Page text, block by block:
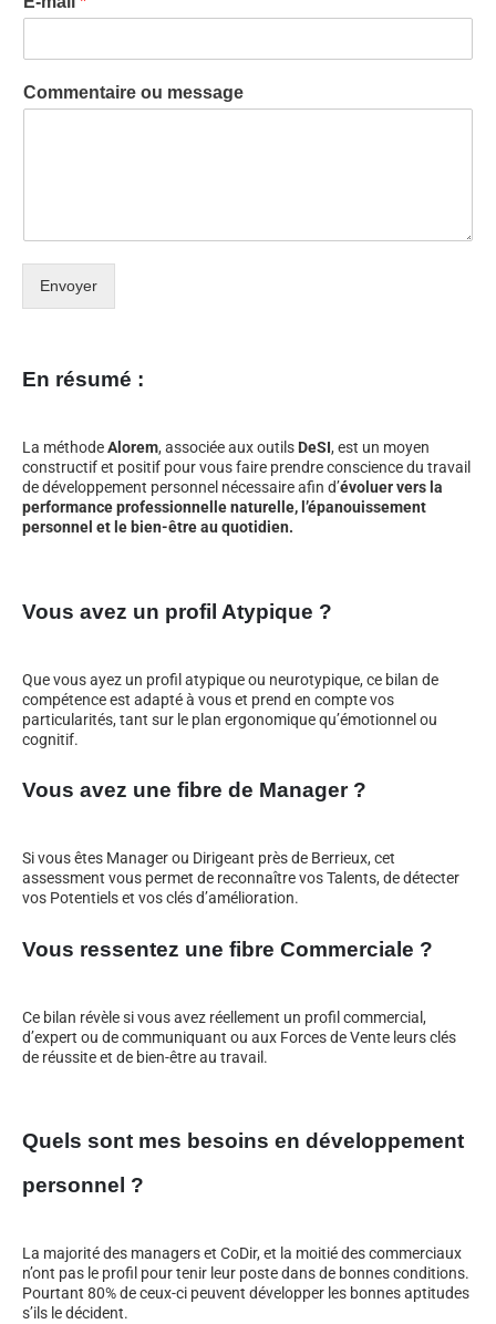
Commentaire ou message
Envoyer
En résumé :
La méthodeAlorem, associée aux outils DeSI, est un moyen
constructif et positif pour vous faire prendre conscience du travail
de développement personnel nécessaire afin d’évoluer vers la
performance professionnelle naturelle, l’épanouissement
personnel et le bien-être au quotidien.
Vous avez un profil Atypique ?
Que vous ayez un profil atypique ou neurotypique, ce bilan de
compétence est adapté à vous et prend en compte vos
particularités, tant sur le plan ergonomique qu’émotionnel ou
cognitif.
Vous avez une fibre de Manager ?
Si vous êtes Manager ou Dirigeant près de Berrieux, cet
assessment vous permet de reconnaître vos Talents, de détecter
vos Potentiels et vos clés d’amélioration.
Vous ressentez une fibre Commerciale ?
Ce bilan révèle si vous avez réellement un profil commercial,
d’expert ou de communiquant ou aux Forces de Vente leurs clés
de réussite et de bien-être au travail.
Quels sont mes besoins en développement
personnel ?
La majorité des managers et CoDir, et la moitié des commerciaux
n’ont pas le profil pour tenir leur poste dans de bonnes conditions.
Pourtant 80% de ceux-ci peuvent développer les bonnes aptitudes
s’ils le décident.